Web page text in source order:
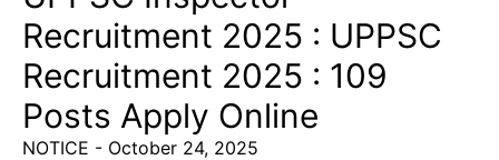
Recruitment 2025 : UPPSC
Recruitment 2025 : 109
Posts Apply Online
NOTICE - October 24, 2025